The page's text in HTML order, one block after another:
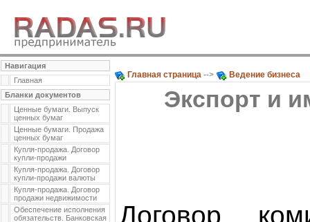
Навигация
Главная
Бланки документов
Ценные бумаги. Выпуск
ценных бумаг
Ценные бумаги. Продажа
ценных бумаг
Купля-продажа. Договор
купли-продажи
Купля-продажа. Договор
купли-продажи валюты
Купля-продажа. Договор
продажи недвижимости
Обеспечение исполнения
обязательств. Банковская
Главная страница --> Ведение бизнеса
Экспорт и
Договор